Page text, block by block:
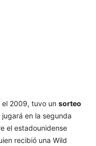
el 2009, tuvo un sorteo
en la segunda
el estadounidense
recibió una Wild